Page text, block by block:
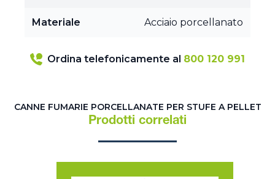
Materiale Acciaio porcellanato
Ordina telefonicamente al 800 120 991
CANNE FUMARIE PORCELLANATE PER STUFE A PELLET
Prodotti correlati